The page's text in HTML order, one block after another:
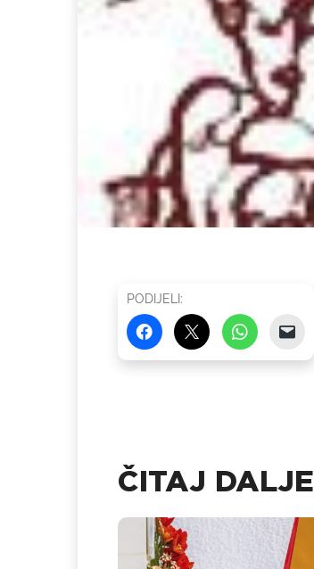
PODIJELI:
ČITAJ DALJE